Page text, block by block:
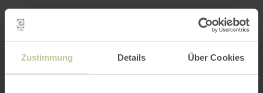
Zustimmung Details Über Cookies